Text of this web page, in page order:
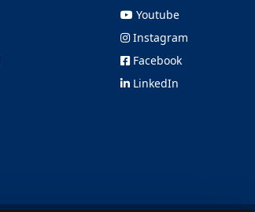
Youtube
Instagram
Facebook
LinkedIn